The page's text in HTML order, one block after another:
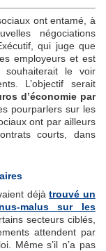
ont entamé, à
négociations
qui juge que
employeurs et est
souhaiterait le voir
L’objectif serait
d’économie par
pourparlers sur les
ont par ailleurs
courts, dans
déjàtrouvé un
malus sur les
secteurs ciblés,
attendent par
Même s’il n’a pas